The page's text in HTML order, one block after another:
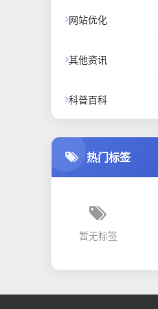
网站优化
其他资讯
科普百科
热门标签
暂无标签